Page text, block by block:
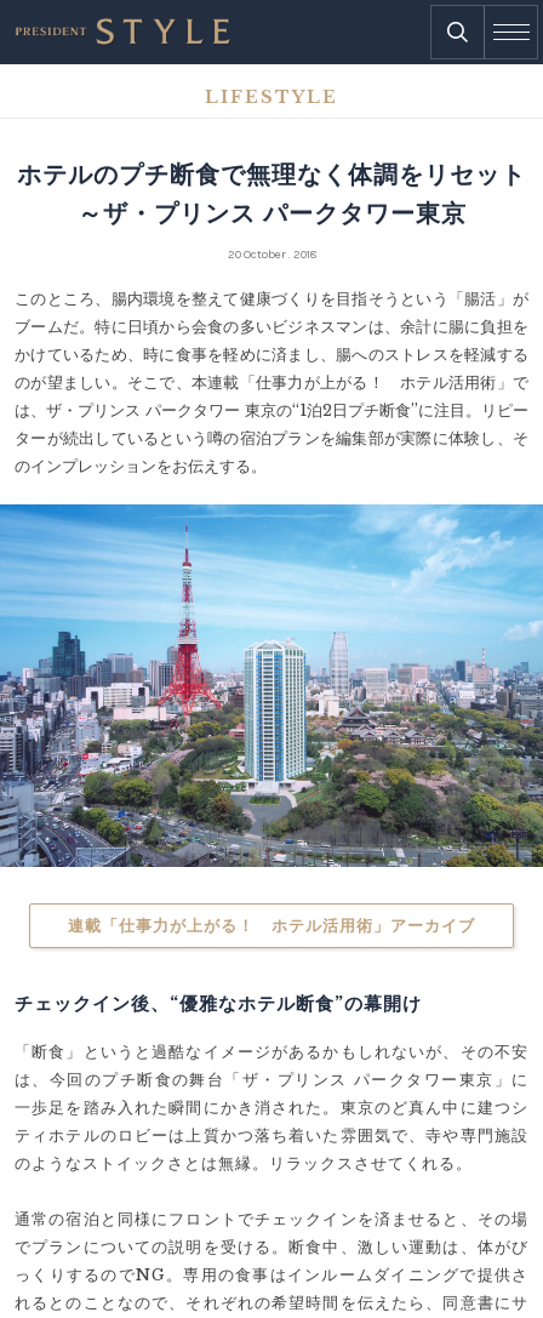
LIFESTYLE
ホテルのプチ断食で無理なく体調をリセット
～ザ・プリンス パークタワー東京
20 October . 2018
このところ、腸内環境を整えて健康づくりを目指そうという「腸活」が
ブームだ。特に日頃から会食の多いビジネスマンは、余計に腸に負担を
かけているため、時に食事を軽めに済まし、腸へのストレスを軽減する
のが望ましい。そこで、本連載「仕事力が上がる！ ホテル活用術」で
は、ザ・プリンス パークタワー 東京の“1泊2日プチ断食”に注目。リピー
ターが続出しているという噂の宿泊プランを編集部が実際に体験し、そ
のインプレッションをお伝えする。
連載「仕事力が上がる！ ホテル活用術」アーカイブ
チェックイン後、“優雅なホテル断食”の幕開け
「断食」というと過酷なイメージがあるかもしれないが、その不安
は、今回のプチ断食の舞台「ザ・プリンス パークタワー東京」に
一歩足を踏み入れた瞬間にかき消された。東京のど真ん中に建つシ
ティホテルのロビーは上質かつ落ち着いた雰囲気で、寺や専門施設
のようなストイックさとは無縁。リラックスさせてくれる。
通常の宿泊と同様にフロントでチェックインを済ませると、その場
でプランについての説明を受ける。断食中、激しい運動は、体がび
っくりするのでNG。専用の食事はインルームダイニングで提供さ
れるとのことなので、それぞれの希望時間を伝えたら、同意書にサ